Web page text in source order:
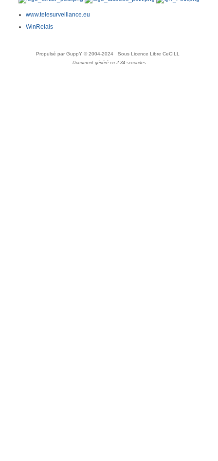
www.telesurveillance.eu
WinRelais
Propulsé par GuppY © 2004-2024 Sous Licence Libre CeCILL
Document généré en 2.34 secondes